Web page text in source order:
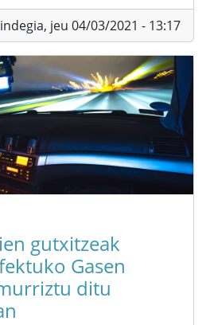
jeu 04/03/2021 - 13:17
gutxitzeak
Gasen
ditu